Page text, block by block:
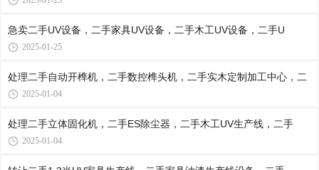
急卖二手UV设备，二手家具UV设备，二手木工UV设备，二手U
2025-01-25
处理二手自动开榫机，二手数控榫头机，二手实木定制加工中心，二
2025-01-04
处理二手立体固化机，二手ES除尘器，二手木工UV生产线，二手
2025-01-04